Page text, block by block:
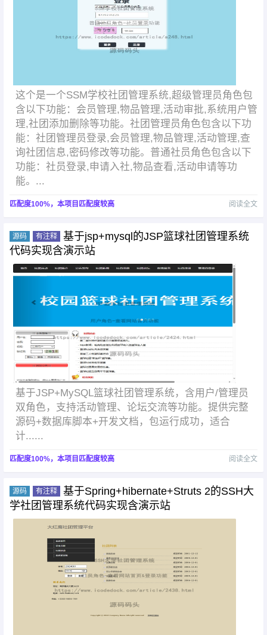
这个是一个SSM学校社团管理系统,超级管理员角色包
含以下功能：会员管理,物品管理,活动审批,系统用户管
理,社团添加删除等功能。社团管理员角色包含以下功
能：社团管理员登录,会员管理,物品管理,活动管理,查
询社团信息,密码修改等功能。普通社员角色包含以下
功能：社员登录,申请入社,物品查看,活动申请等功
能。...
匹配度100%，本项目匹配度较高 阅读全文
源码 有注释
基于jsp+mysql的JSP篮球社团管理系统
代码实现含演示站
基于JSP+MySQL篮球社团管理系统，含用户/管理员
双角色，支持活动管理、论坛交流等功能。提供完整
源码+数据库脚本+开发文档，包运行成功，适合
计......
匹配度100%，本项目匹配度较高 阅读全文
源码 有注释
基于Spring+hibernate+Struts 2的SSH大
学社团管理系统代码实现含演示站